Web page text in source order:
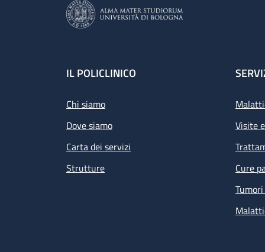
Footer
IL POLICLINICO
Chi siamo
Dove siamo
Carta dei servizi
Strutture
Visite
Cure